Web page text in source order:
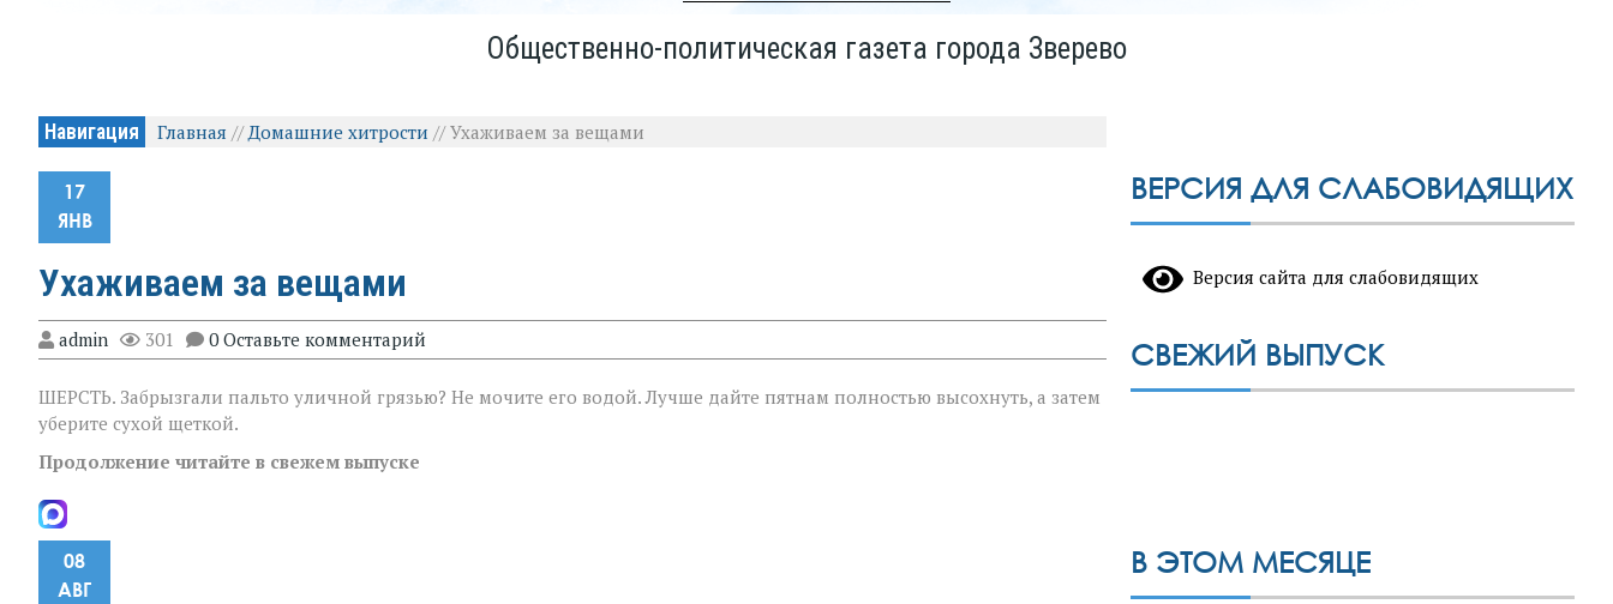
Общественно-политическая газета города Зверево
Навигация Главная // Домашние хитрости //Ухаживаем за вещами
17
ЯНВ
Ухаживаем за вещами
admin 301 0 Оставьте комментарий
ШEРСТЬ. Забрызгали пальто уличной грязью? Не мочите его водой. Лучше дайте пятнам полностью высохнуть, а затем
уберите сухой щеткой.
Продолжение читайте в свежем выпуске
08
АВГ
ВЕРСИЯ ДЛЯ СЛАБОВИДЯЩИХ
Версия сайта для слабовидящих
СВЕЖИЙ ВЫПУСК
В ЭТОМ МЕСЯЦЕ